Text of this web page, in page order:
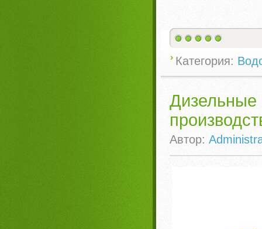
Категория:
Автор: